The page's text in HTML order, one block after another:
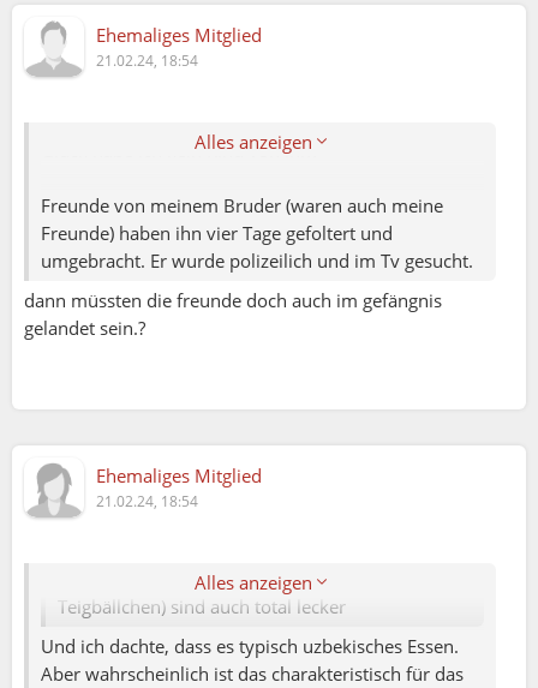
Ehemaliges Mitglied
21.02.24, 18:54
Alles anzeigen
Einen Messer am Hals hatte ich auch paar mal.
Glück habe ich kein Kind von ihm
Freunde von meinem Bruder (waren auch meine
Freunde) haben ihn vier Tage gefoltert und
umgebracht. Er wurde polizeilich und im Tv gesucht.
dann müssten die freunde doch auch im gefängnis
gelandet sein.?
Ehemaliges Mitglied
21.02.24, 18:54
Alles anzeigen
Elena79:
Tschebureki, Plow und Baursaki (frittierte
Teigbällchen) sind auch total lecker
Und ich dachte, dass es typisch uzbekisches Essen.
Aber wahrscheinlich ist das charakteristisch für das